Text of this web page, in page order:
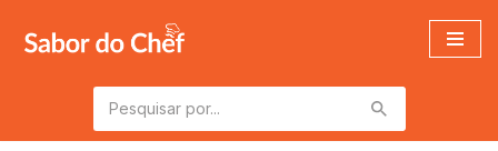
Pular
conteúdo